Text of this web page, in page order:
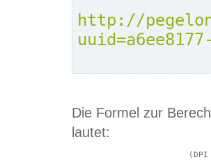
http://
Die Formel zur
lautet: